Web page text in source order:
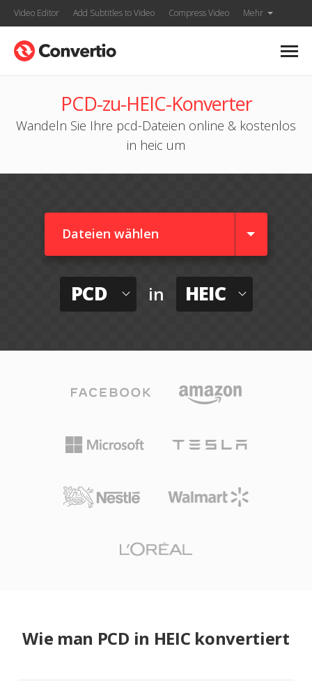
Video Editor Add Subtitles to Video Compress Video Mehr
PCD-zu-HEIC-Konverter
Wandeln Sie Ihre pcd-Dateien online & kostenlos
in heic um
Dateien wählen
PCD in HEIC
Wie man PCD in HEIC konvertiert